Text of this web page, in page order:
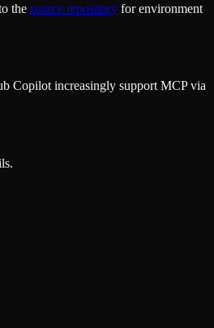
the source repository for environment
Copilot increasingly support MCP via